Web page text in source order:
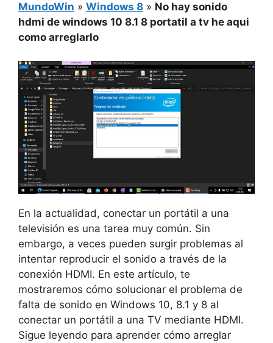
MundoWin » Windows 8 » No hay sonido
hdmi de windows 10 8.1 8 portatil a tv he aqui
como arreglarlo
En la actualidad, conectar un portátil a una
televisión es una tarea muy común. Sin
embargo, a veces pueden surgir problemas al
intentar reproducir el sonido a través de la
conexión HDMI. En este artículo, te
mostraremos cómo solucionar el problema de
falta de sonido en Windows 10, 8.1 y 8 al
conectar un portátil a una TV mediante HDMI.
Sigue leyendo para aprender cómo arreglar